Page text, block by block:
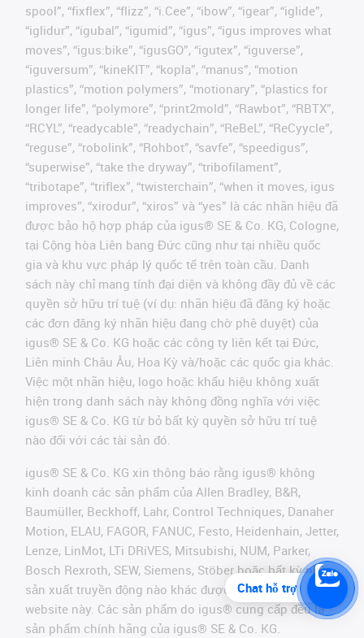
spool”, “fixflex”, “flizz”, “i.Cee”, “ibow”, “igear”, “iglide”,
“iglidur”, “igubal”, “igumid”, “igus”, “igus improves what
moves”, “igus:bike”, “igusGO”, “igutex”, “iguverse”,
“iguversum”, “kineKIT”, “kopla”, “manus”, “motion
plastics”, “motion polymers”, “motionary”, “plastics for
longer life”, “polymore”, “print2mold”, “Rawbot”, “RBTX”,
“RCYL”, “readycable”, “readychain”, “ReBeL”, “ReCyycle”,
“reguse”, “robolink”, “Rohbot”, “savfe”, “speedigus”,
“superwise”, “take the dryway”, “tribofilament”,
“tribotape”, “triflex”, “twisterchain”, “when it moves, igus
improves”, “xirodur”, “xiros” và “yes” là các nhãn hiệu đã
được bảo hộ hợp pháp của igus® SE & Co. KG, Cologne,
tại Cộng hòa Liên bang Đức cũng như tại nhiều quốc
gia và khu vực pháp lý quốc tế trên toàn cầu. Danh
sách này chỉ mang tính đại diện và không đầy đủ về các
quyền sở hữu trí tuệ (ví dụ: nhãn hiệu đã đăng ký hoặc
các đơn đăng ký nhãn hiệu đang chờ phê duyệt) của
igus® SE & Co. KG hoặc các công ty liên kết tại Đức,
Liên minh Châu Âu, Hoa Kỳ và/hoặc các quốc gia khác.
Việc một nhãn hiệu, logo hoặc khẩu hiệu không xuất
hiện trong danh sách này không đồng nghĩa với việc
igus® SE & Co. KG từ bỏ bất kỳ quyền sở hữu trí tuệ
nào đối với các tài sản đó.
igus® SE & Co. KG xin thông báo rằng igus® không
kinh doanh các sản phẩm của Allen Bradley, B&R,
Baumüller, Beckhoff, Lahr, Control Techniques, Danaher
Motion, ELAU, FAGOR, FANUC, Festo, Heidenhain, Jetter,
Lenze, LinMot, LTi DRiVES, Mitsubishi, NUM, Parker,
Bosch Rexroth, SEW, Siemens, Stöber hoặc bất kỳ nhà
sản xuất truyền động nào khác được đề cập trên
website này. Các sản phẩm do igus® cung cấp đều là
sản phẩm chính hãng của igus® SE & Co. KG.
Chat hỗ trợ